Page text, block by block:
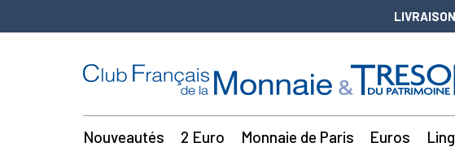
Nouveautés 2 Euro Monnaie de Paris Euros